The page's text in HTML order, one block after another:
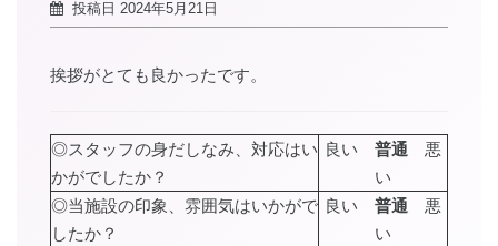
投稿日 2024年5月21日
挨拶がとても良かったです。
◎スタッフの身だしなみ、対応はい
かがでしたか？
良い 普通 悪
い
◎当施設の印象、雰囲気はいかがで
したか？
良い 普通 悪
い